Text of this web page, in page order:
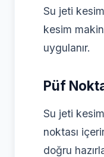
Su jeti
kesim
uygulanır.
Püf
Su jeti
noktası
doğru